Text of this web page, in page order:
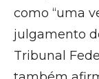
como “uma
julgamento
Tribunal